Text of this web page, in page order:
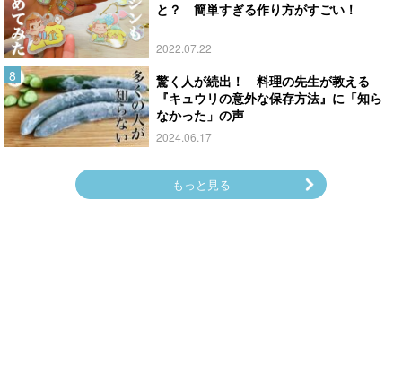
と？ 簡単すぎる作り方がすごい！
2022.07.22
驚く人が続出！ 料理の先生が教える
『キュウリの意外な保存方法』に「知ら
なかった」の声
2024.06.17
もっと見る